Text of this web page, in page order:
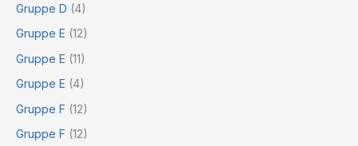
Gruppe D (4)
Gruppe E (12)
Gruppe E (11)
Gruppe E (4)
Gruppe F (12)
Gruppe F (12)